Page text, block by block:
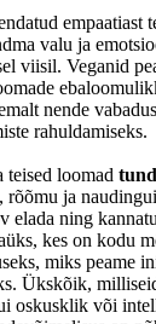
empaatiast
valu ja
viisil. Veganid
nende
rahuldamiseks.
teised loomad
ja
elada ning
kes on kodu
miks peame
Ükskõik,
oskusklik või